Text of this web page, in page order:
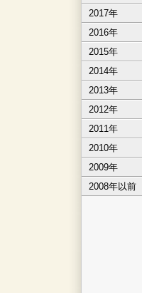
2017年
2016年
2015年
2014年
2013年
2012年
2011年
2010年
2009年
2008年以前